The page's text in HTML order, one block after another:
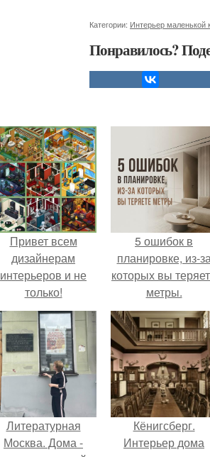
Категории: Интерьер маленькой
Понравилось?
Привет всем
дизайнерам
интерьеров и не
только!
5 ошибок в
планировке, из-
которых вы
метры.
Литературная
Москва. Дома -
Кёнигсберг.
Интерьер дома